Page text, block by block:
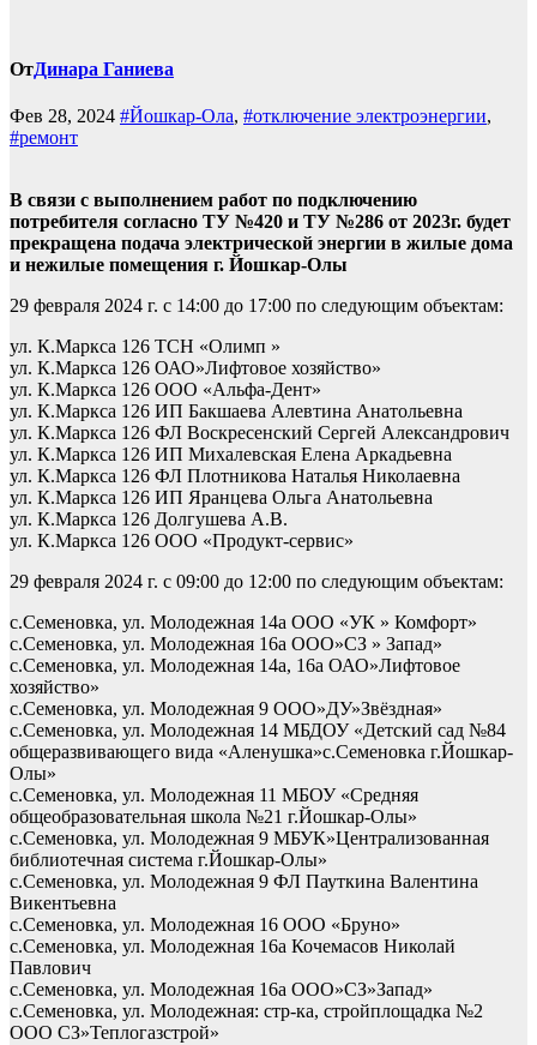
ОтДинара Ганиева
Фев 28, 2024 #Йошкар-Ола, #отключение электроэнергии,
#ремонт
В связи с выполнением работ по подключению
потребителя согласно ТУ №420 и ТУ №286 от 2023г. будет
прекращена подача электрической энергии в жилые дома
и нежилые помещения г. Йошкар-Олы
29 февраля 2024 г. с 14:00 до 17:00 по следующим объектам:
ул. К.Маркса 126 ТСН «Олимп »
ул. К.Маркса 126 ОАО»Лифтовое хозяйство»
ул. К.Маркса 126 ООО «Альфа-Дент»
ул. К.Маркса 126 ИП Бакшаева Алевтина Анатольевна
ул. К.Маркса 126 ФЛ Воскресенский Сергей Александрович
ул. К.Маркса 126 ИП Михалевская Елена Аркадьевна
ул. К.Маркса 126 ФЛ Плотникова Наталья Николаевна
ул. К.Маркса 126 ИП Яранцева Ольга Анатольевна
ул. К.Маркса 126 Долгушева А.В.
ул. К.Маркса 126 ООО «Продукт-сервис»
29 февраля 2024 г. с 09:00 до 12:00 по следующим объектам:
с.Семеновка, ул. Молодежная 14а ООО «УК » Комфорт»
с.Семеновка, ул. Молодежная 16а ООО»СЗ » Запад»
с.Семеновка, ул. Молодежная 14а, 16а ОАО»Лифтовое
хозяйство»
с.Семеновка, ул. Молодежная 9 ООО»ДУ»Звёздная»
с.Семеновка, ул. Молодежная 14 МБДОУ «Детский сад №84
общеразвивающего вида «Аленушка»с.Семеновка г.Йошкар-
Олы»
с.Семеновка, ул. Молодежная 11 МБОУ «Средняя
общеобразовательная школа №21 г.Йошкар-Олы»
с.Семеновка, ул. Молодежная 9 МБУК»Централизованная
библиотечная система г.Йошкар-Олы»
с.Семеновка, ул. Молодежная 9 ФЛ Пауткина Валентина
Викентьевна
с.Семеновка, ул. Молодежная 16 ООО «Бруно»
с.Семеновка, ул. Молодежная 16а Кочемасов Николай
Павлович
с.Семеновка, ул. Молодежная 16а ООО»СЗ»Запад»
с.Семеновка, ул. Молодежная: стр-ка, стройплощадка №2
ООО СЗ»Теплогазстрой»